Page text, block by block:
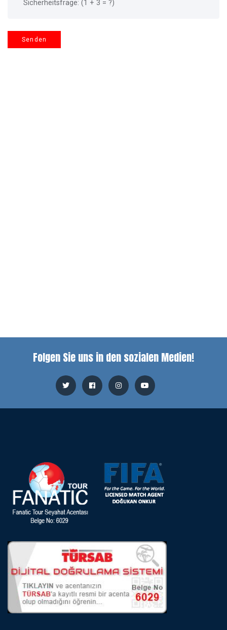
Senden
Folgen Sie uns in den sozialen Medien!